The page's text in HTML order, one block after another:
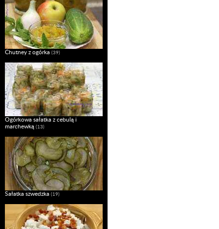
Chutney z ogórka (39)
Ogórkowa sałatka z cebulą i
marchewką (13)
Sałatka szwedzka (19)